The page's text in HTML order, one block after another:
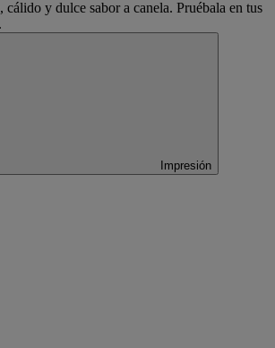
cálido y dulce sabor a canela. Pruébala en tus
Impresión